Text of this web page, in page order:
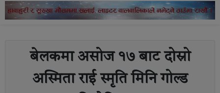
बेलकमा असोज १७ बाट दोस्रो
अस्मिता राई स्मृति मिनि गोल्ड